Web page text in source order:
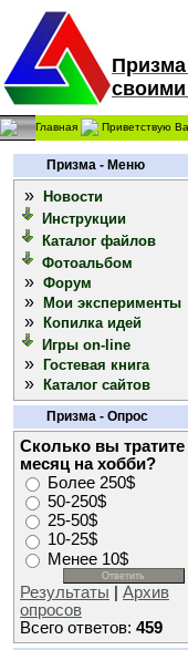
своими
Главная Приветствую
Призма - Меню
»
Новости
Инструкции
Каталог файлов
Фотоальбом
» Форум
» Мои эксперименты
»
Копилка идей
Игры on-line
» Гостевая книга
» Каталог сайтов
Призма - Опрос
Сколько вы тратите
месяц на хобби?
Более 250$
50-250$
25-50$
10-25$
Менее 10$
Результаты
Архив
опросов
Всего ответов: 459